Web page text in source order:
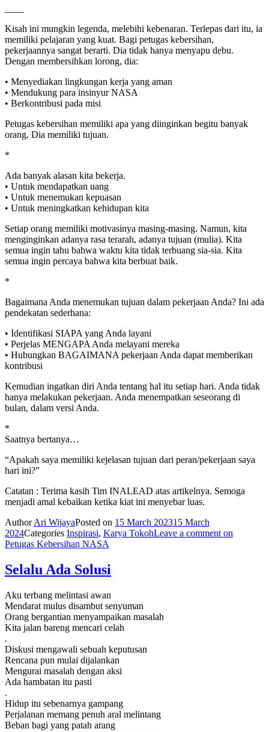
Kisah ini mungkin legenda, melebihi kebenaran. Terlepas dari itu, ia
memiliki pelajaran yang kuat. Bagi petugas kebersihan,
pekerjaannya sangat berarti. Dia tidak hanya menyapu debu.
Dengan membersihkan lorong, dia:
• Menyediakan lingkungan kerja yang aman
• Mendukung para insinyur NASA
• Berkontribusi pada misi
Petugas kebersihan memiliki apa yang diinginkan begitu banyak
orang. Dia memiliki tujuan.
*
Ada banyak alasan kita bekerja.
• Untuk mendapatkan uang
• Untuk menemukan kepuasan
• Untuk meningkatkan kehidupan kita
Setiap orang memiliki motivasinya masing-masing. Namun, kita
menginginkan adanya rasa terarah, adanya tujuan (mulia). Kita
semua ingin tahu bahwa waktu kita tidak terbuang sia-sia. Kita
semua ingin percaya bahwa kita berbuat baik.
*
Bagaimana Anda menemukan tujuan dalam pekerjaan Anda? Ini ada
pendekatan sederhana:
• Identifikasi SIAPA yang Anda layani
• Perjelas MENGAPA Anda melayani mereka
• Hubungkan BAGAIMANA pekerjaan Anda dapat memberikan
kontribusi
Kemudian ingatkan diri Anda tentang hal itu setiap hari. Anda tidak
hanya melakukan pekerjaan. Anda menempatkan seseorang di
bulan, dalam versi Anda.
*
Saatnya bertanya…
“Apakah saya memiliki kejelasan tujuan dari peran/pekerjaan saya
hari ini?”
Catatan : Terima kasih Tim INALEAD atas artikelnya. Semoga
menjadi amal kebaikan ketika kiat ini menyebar luas.
AuthorAri WijayaPosted on 15 March 202315 March
2024Categories Inspirasi, Karya TokohLeave a comment on
Petugas Kebersihan NASA
Selalu Ada Solusi
Aku terbang melintasi awan
Mendarat mulus disambut senyuman
Orang bergantian menyampaikan masalah
Kita jalan bareng mencari celah
.
Diskusi mengawali sebuah keputusan
Rencana pun mulai dijalankan
Mengurai masalah dengan aksi
Ada hambatan itu pasti
.
Hidup itu sebenarnya gampang
Perjalanan memang penuh aral melintang
Beban bagi yang patah arang